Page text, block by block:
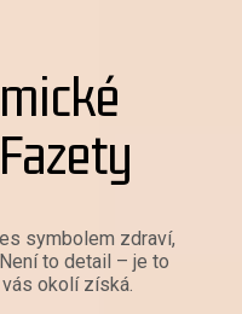
symbolem zdraví,
to detail – je to
okolí získá.